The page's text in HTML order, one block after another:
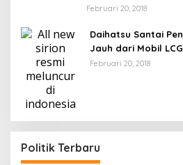
Februari 20, 2018
Daihatsu Santai
Jauh dari Mobil
Februari 20, 2018
Politik Terbaru